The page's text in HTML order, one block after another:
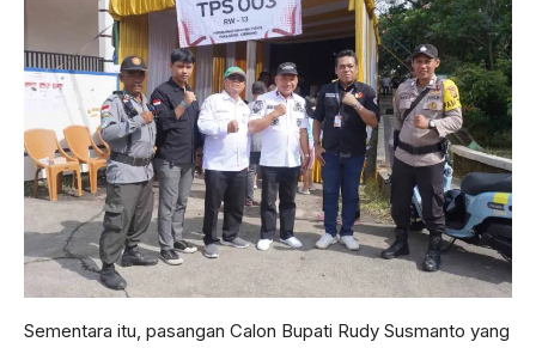
Sementara itu, pasangan Calon Bupati Rudy Susmanto yang